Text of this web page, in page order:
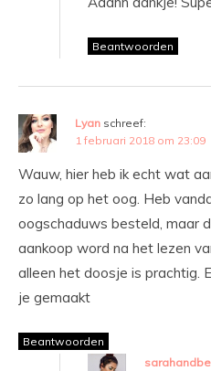
Beantwoorden
Lyan schreef:
1 februari 2018 om 23:09
Wauw, hier heb ik echt wat
zo lang op het oog. Heb
oogschaduws besteld, maar
aankoop word na het lezen
alleen het doosje is prachtig.
je gemaakt
Beantwoorden